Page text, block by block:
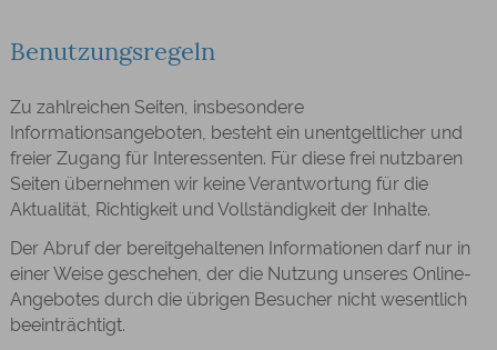
Benutzungsregeln
Zu zahlreichen Seiten, insbesondere
Informationsangeboten, besteht ein unentgeltlicher und
freier Zugang für Interessenten. Für diese frei nutzbaren
Seiten übernehmen wir keine Verantwortung für die
Aktualität, Richtigkeit und Vollständigkeit der Inhalte.
Der Abruf der bereitgehaltenen Informationen darf nur in
einer Weise geschehen, der die Nutzung unseres Online-
Angebotes durch die übrigen Besucher nicht wesentlich
beeinträchtigt.